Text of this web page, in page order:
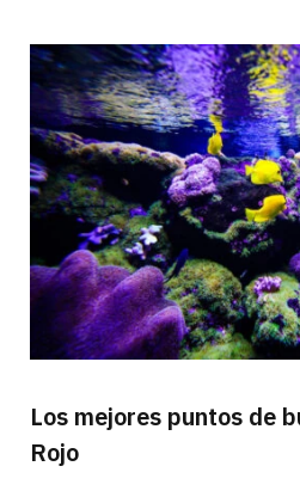
Los mejores puntos de
Rojo